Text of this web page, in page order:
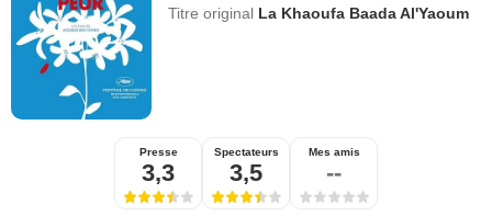
Titre original La Khaoufa Baada Al'Yaoum
Presse
3,3
Spectateurs
3,5
Mes amis
--